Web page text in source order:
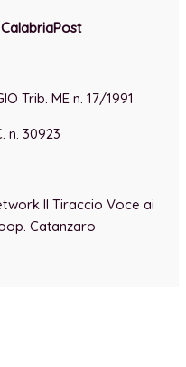
Trib. ME n. 17/1991
n. 30923
Il Tiraccio Voce ai
Catanzaro